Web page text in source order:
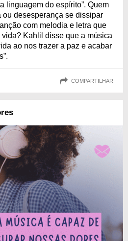
linguagem do espírito”. Quem
ou desesperança se dissipar
com melodia e letra que
Kahlil disse que a música
ao nos trazer a paz e acabar
COMPARTILHAR